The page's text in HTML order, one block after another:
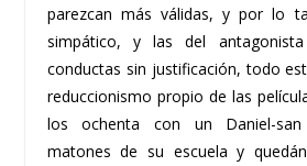
parezcan más válidas, y por lo
simpático, y las del
conductas sin justificación, todo
reduccionismo propio de las
los ochenta con un Daniel-
matones de su escuela y